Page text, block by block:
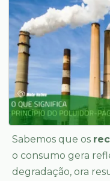
Sabemos que os
o consumo gera
degradação, ora